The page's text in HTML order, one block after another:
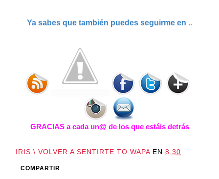
Ya sabes que también puedes seguirme en ..
GRACIAS a cada un@ de los que estáis detrás
IRIS \ VOLVER A SENTIRTE TO WAPA EN 8:30
COMPARTIR